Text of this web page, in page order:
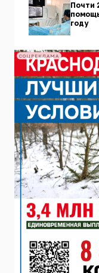
Почти
году
СОЦРЕКЛАМА